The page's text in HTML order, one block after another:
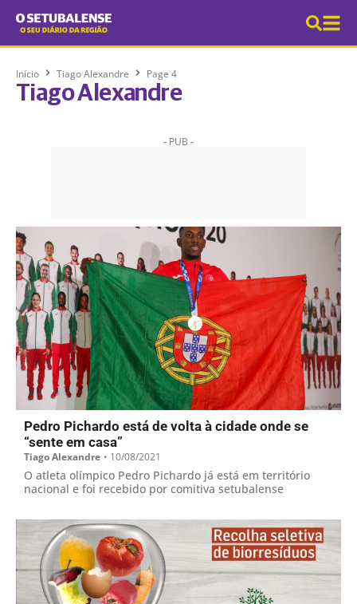
Início Tiago Alexandre Page 4
Tiago Alexandre
- PUB -
Pedro Pichardo está de volta à cidade onde se
“sente em casa”
Tiago Alexandre • 10/08/2021
O atleta olímpico Pedro Pichardo já está em território
nacional e foi recebido por comitiva setubalense